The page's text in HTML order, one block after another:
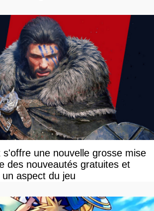
s'offre une nouvelle grosse mise
des nouveautés gratuites et
aspect du jeu